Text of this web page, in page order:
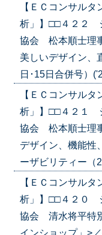
【ＥＣコンサル
析」】□□４２２
協会 松本順士理
美しいデザイン、
日･15日合併号）
【ＥＣコンサル
析」】□□４２１
協会 松本順士理
デザイン、機能性
ーザビリティー（
【ＥＣコンサル
析」】□□４２０
協会 清水将平特
インショップ」>